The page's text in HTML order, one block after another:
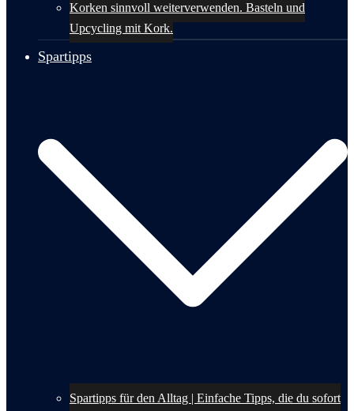
Korken sinnvoll weiterverwenden. Basteln und
Upcycling mit Kork.
Spartipps
Spartipps für den Alltag | Einfache Tipps, die du sofort